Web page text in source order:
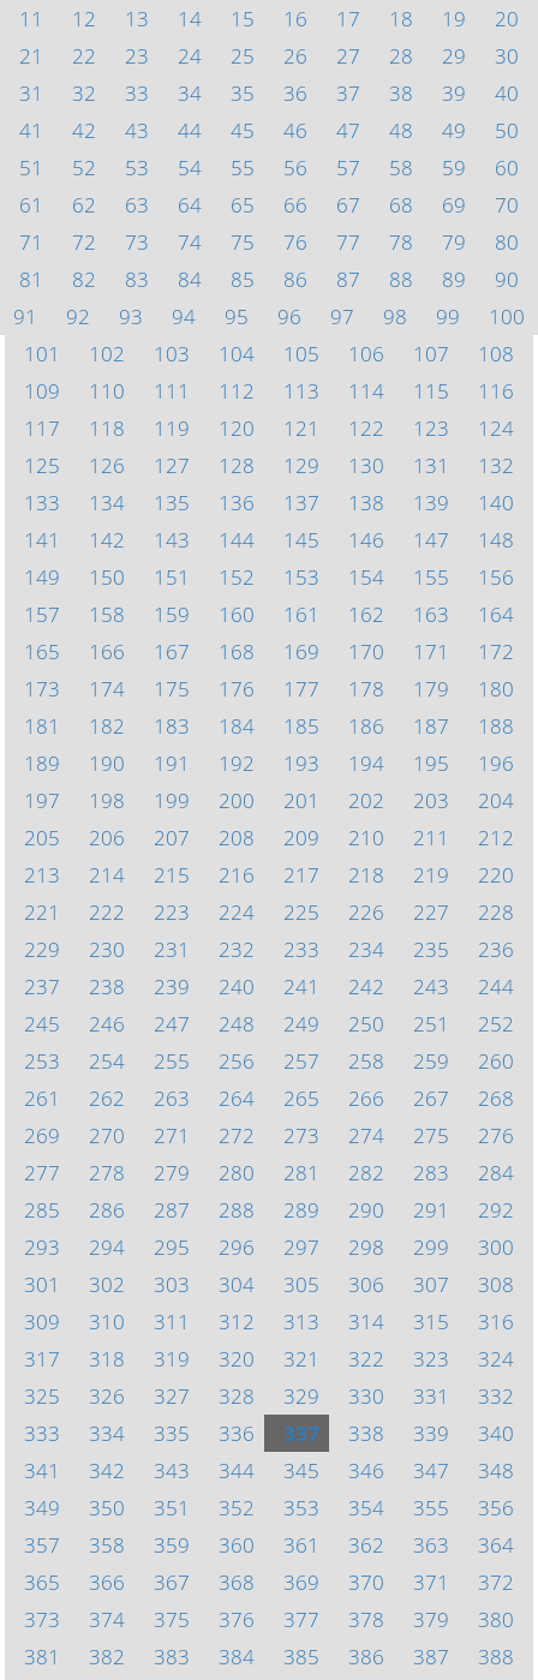
11
12 13 14 15 16 17 18 19
20
21
22 23 24 25 26 27 28 29
30
31
32 33 34 35 36 37 38 39
40
41
42 43 44 45 46 47 48 49
50
51
52 53 54 55 56 57 58 59
60
61
62 63 64 65 66 67 68 69
70
71
72 73 74 75 76 77 78 79
80
81
82 83 84 85 86 87 88 89
90
91
92 93 94 95 96 97 98 99
100
101
102 103 104 105 106 107
108
109
110 111 112 113 114 115
116
117
118 119 120 121 122 123
124
125
126 127 128 129 130 131
132
133
134 135 136 137 138 139
140
141
142 143 144 145 146 147
148
149
150 151 152 153 154 155
156
157
158 159 160 161 162 163
164
165
166 167 168 169 170 171
172
173
174 175 176 177 178 179
180
181
182 183 184 185 186 187
188
189
190 191 192 193 194 195
196
197
198 199 200 201 202 203
204
205
206 207 208 209 210 211
212
213
214 215 216 217 218 219
220
221
222 223 224 225 226 227
228
229
230 231 232 233 234 235
236
237
238 239 240 241 242 243
244
245
246 247 248 249 250 251
252
253
254 255 256 257 258 259
260
261
262 263 264 265 266 267
268
269
270 271 272 273 274 275
276
277
278 279 280 281 282 283
284
285
286 287 288 289 290 291
292
293
294 295 296 297 298 299
300
301
302 303 304 305 306 307
308
309
310 311 312 313 314 315
316
317
318 319 320 321 322 323
324
325
326 327 328 329 330 331
332
333
334 335 336 337 338 339
340
341
342 343 344 345 346 347
348
349
350 351 352 353 354 355
356
357
358 359 360 361 362 363
364
365
366 367 368 369 370 371
372
373
374 375 376 377 378 379
380
381
382 383 384 385 386 387 388